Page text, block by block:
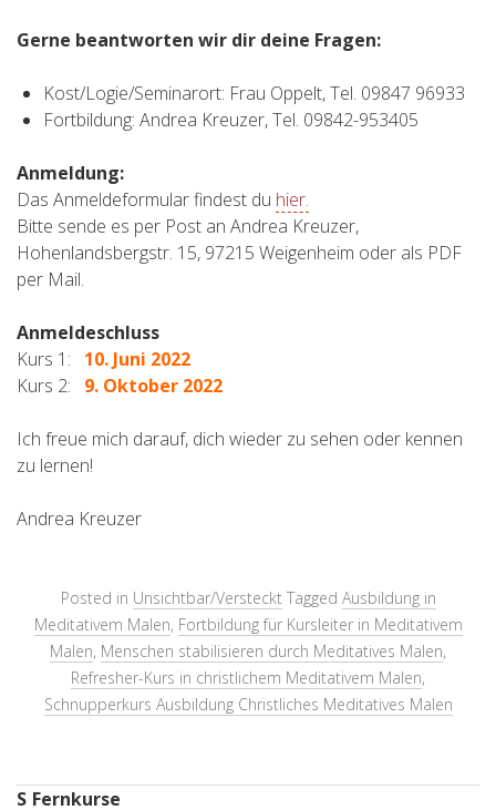
Gerne beantworten wir dir deine Fragen:
Kost/Logie/Seminarort: Frau Oppelt, Tel. 09847 96933
Fortbildung: Andrea Kreuzer, Tel. 09842-953405
Anmeldung:
Das Anmeldeformular findest du hier.
Bitte sende es per Post an Andrea Kreuzer,
Hohenlandsbergstr. 15, 97215 Weigenheim oder als PDF
per Mail.
Anmeldeschluss
Kurs 1:
10. Juni 2022
Kurs 2: 9. Oktober 2022
Ich freue mich darauf, dich wieder zu sehen oder kennen
zu lernen!
Andrea Kreuzer
Posted in Unsichtbar/Versteckt Tagged Ausbildung in
Meditativem Malen, Fortbildung für Kursleiter in Meditativem
Malen, Menschen stabilisieren durch Meditatives Malen,
Refresher-Kurs in christlichem Meditativem Malen,
Schnupperkurs Ausbildung Christliches Meditatives Malen
Fernkurse
S